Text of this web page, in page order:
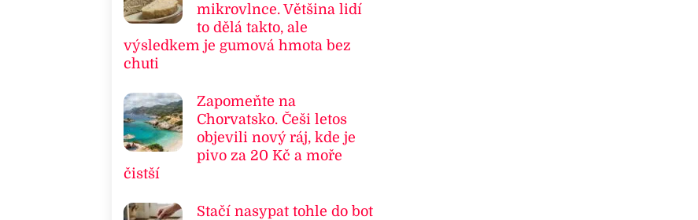
mikrovlnce. Většina lidí
to dělá takto, ale
výsledkem je gumová hmota bez
chuti
Zapomeňte na
Chorvatsko. Češi letos
objevili nový ráj, kde je
pivo za 20 Kč a moře
čistší
Stačí nasypat tohle do bot